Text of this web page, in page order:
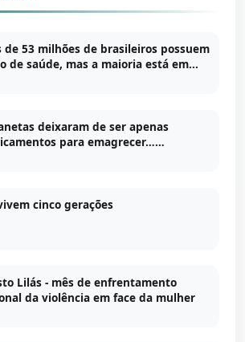
de 53 milhões de brasileiros possuem
de saúde, mas a maioria está em...
deixaram de ser apenas
para emagrecer……
cinco gerações
Lilás - mês de enfrentamento
da violência em face da mulher